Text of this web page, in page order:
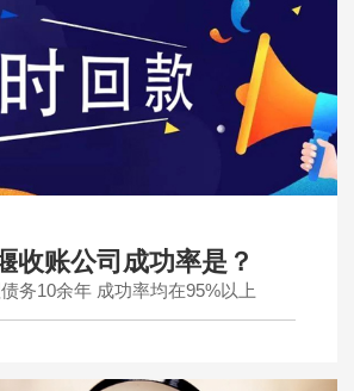
收账公司成功率是？
务10余年 成功率均在95%以上